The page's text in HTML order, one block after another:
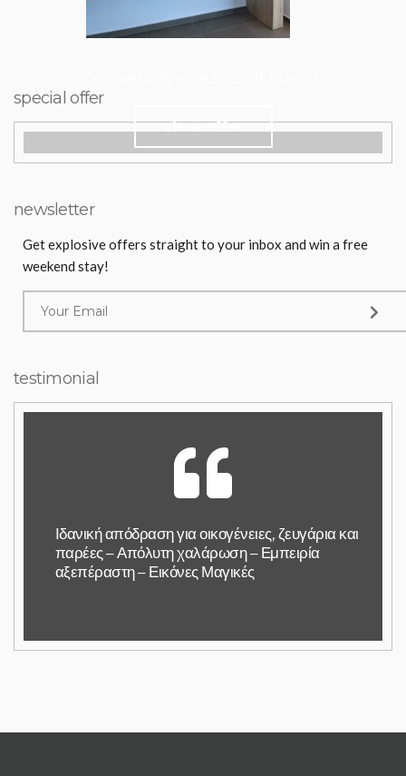
special offer
view offer
newsletter
Get explosive offers straight to your inbox and win a free
weekend stay!
testimonial
Ιδανική απόδραση για οικογένειες, ζευγάρια και
παρέες – Απόλυτη χαλάρωση – Εμπειρία
αξεπέραστη – Εικόνες Μαγικές